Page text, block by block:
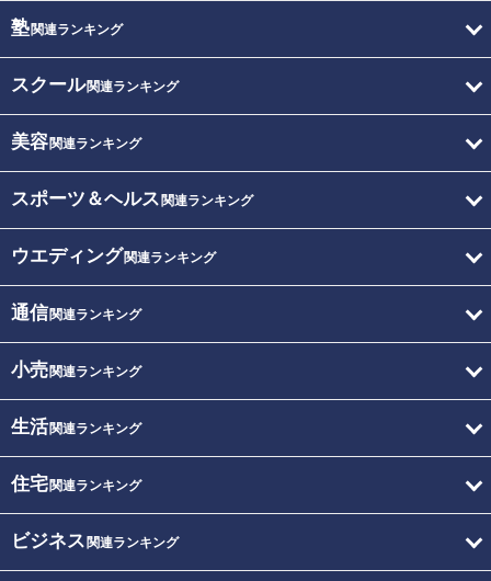
塾関連ランキング
スクール関連ランキング
美容関連ランキング
スポーツ＆ヘルス 関連ランキング
ウエディング関連ランキング
通信関連ランキング
小売関連ランキング
生活関連ランキング
住宅関連ランキング
ビジネス 関連ランキング